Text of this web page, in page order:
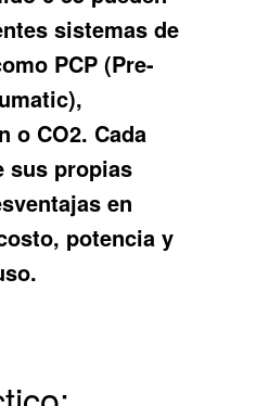
sistemas de
PCP (Pre-
o CO2. Cada
sus propias
en
potencia y